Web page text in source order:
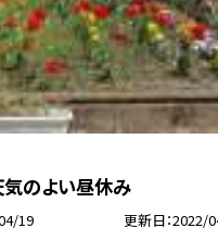
のよい昼休み
19 更新日 2022/